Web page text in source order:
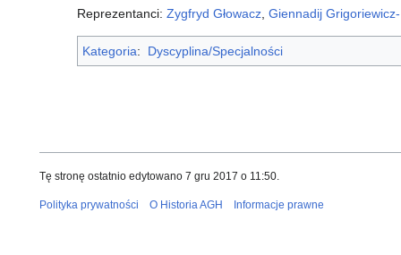
Reprezentanci: Zygfryd Głowacz Giennadij
Kategoria: Dyscyplina/Specjalności
Tę stronę ostatnio edytowano 7 gru 2017 o 11:50.
Polityka prywatności O Historia AGH Informacje prawne